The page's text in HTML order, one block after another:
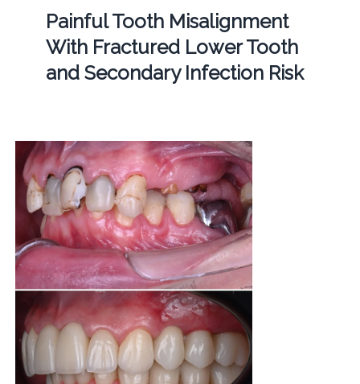
Painful Tooth Misalignment
With Fractured Lower Tooth
and Secondary Infection Risk